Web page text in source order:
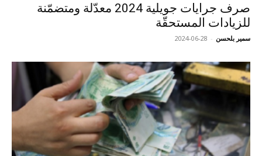
صرف جرايات جويلية 2024 معدّلة ومتضمّنة
للزيادات المستحقّة
سمير بلحسن -
2024-06-28